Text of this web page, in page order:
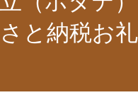
と納税お